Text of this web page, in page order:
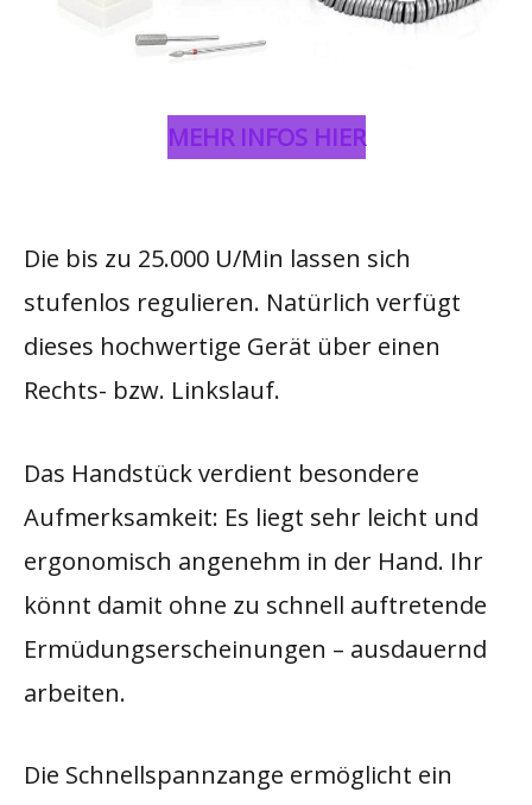
MEHR INFOS HIER
Die bis zu 25.000 U/Min lassen sich
stufenlos regulieren. Natürlich verfügt
dieses hochwertige Gerät über einen
Rechts- bzw. Linkslauf.
Das Handstück verdient besondere
Aufmerksamkeit: Es liegt sehr leicht und
ergonomisch angenehm in der Hand. Ihr
könnt damit ohne zu schnell auftretende
Ermüdungserscheinungen – ausdauernd
arbeiten.
Die Schnellspannzange ermöglicht ein